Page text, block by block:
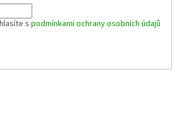
s podmínkami ochrany osobních údajů